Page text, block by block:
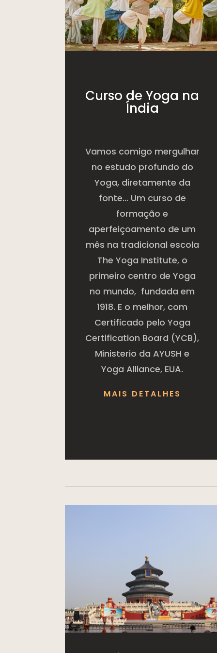
Curso de Yoga na
Índia
Vamos comigo mergulhar
no estudo profundo do
Yoga, diretamente da
fonte… Um curso de
formação e
aperfeiçoamento de um
mês na tradicional escola
The Yoga Institute, o
primeiro centro de Yoga
no mundo, fundada em
1918. E o melhor, com
Certificado pelo Yoga
Certification Board (YCB),
Ministerio da AYUSH e
Yoga Alliance, EUA.
MAIS DETALHES